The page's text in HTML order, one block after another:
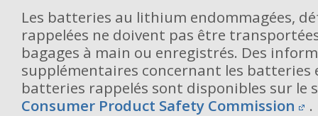
Les batteries au lithium endommagées,
rappelées ne doivent pas être
bagages à main ou enregistrés. Des
supplémentaires concernant les batteries
batteries rappelés sont disponibles sur le
Consumer Product Safety Commission
.